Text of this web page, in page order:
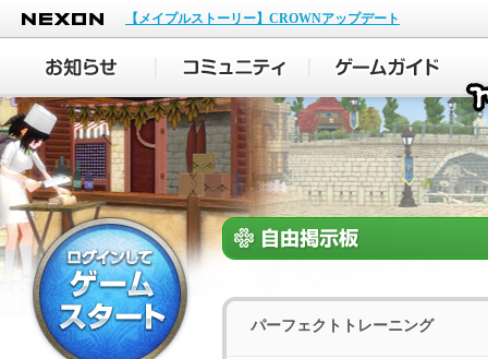
NEXON
【メイプルストーリー】CROWNアップデート
パーフェクトトレーニング